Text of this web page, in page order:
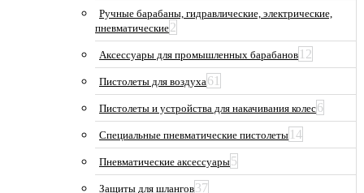
Ручные барабаны, гидравлические, электрические,
пневматические2
Аксессуары для промышленных барабанов 12
Пистолеты для воздуха61
Пистолеты и устройства для накачивания колес6
Специальные пневматические пистолеты 14
Пневматические аксессуары5
Защиты для шлангов37